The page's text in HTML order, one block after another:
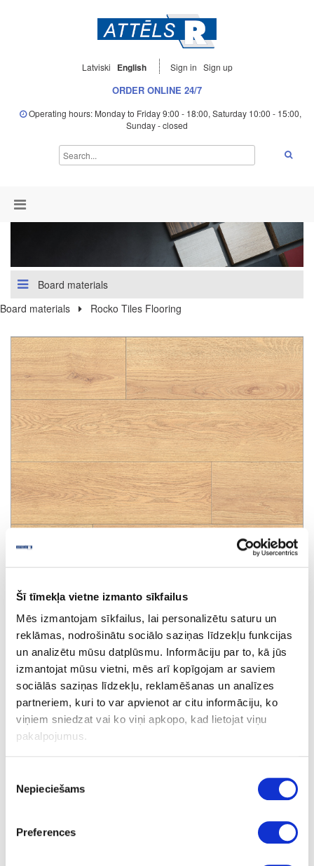
Šī tīmekļa vietne izmanto sīkfailus
Mēs izmantojam sīkfailus, lai personalizētu saturu un
reklāmas, nodrošinātu sociālo saziņas līdzekļu funkcijas
un analizētu mūsu datplūsmu. Informāciju par to, kā jūs
izmantojat mūsu vietni, mēs arī kopīgojam ar saviem
sociālās saziņas līdzekļu, reklamēšanas un analīzes
partneriem, kuri to var apvienot ar citu informāciju, ko
viņiem sniedzat vai ko viņi apkopo, kad lietojat viņu
pakalpojumus.
izvēle
Nepieciešams
Preferences
Latviski English Sign in Sign up
ORDER ONLINE 24/7
Operating hours: Monday to Friday 9:00 - 18:00, Saturday 10:00 - 15:00,
Sunday - closed
Board materials
Board materials
Rocko Tiles Flooring
Vigra Oak
Ask question
Share product link